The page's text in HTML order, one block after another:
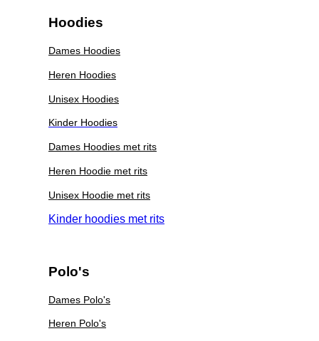
Hoodies
Dames Hoodies
Heren Hoodies
Unisex Hoodies
Kinder Hoodies
Dames Hoodies met rits
Heren Hoodie met rits
Unisex Hoodie met rits
Kinder hoodies met rits
Polo's
Dames Polo's
Heren Polo's